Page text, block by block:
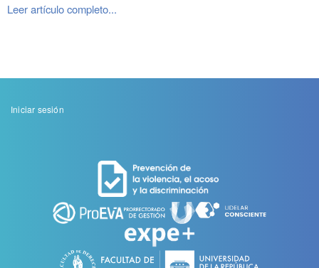
Leer artículo completo...
Menu
Iniciar sesión